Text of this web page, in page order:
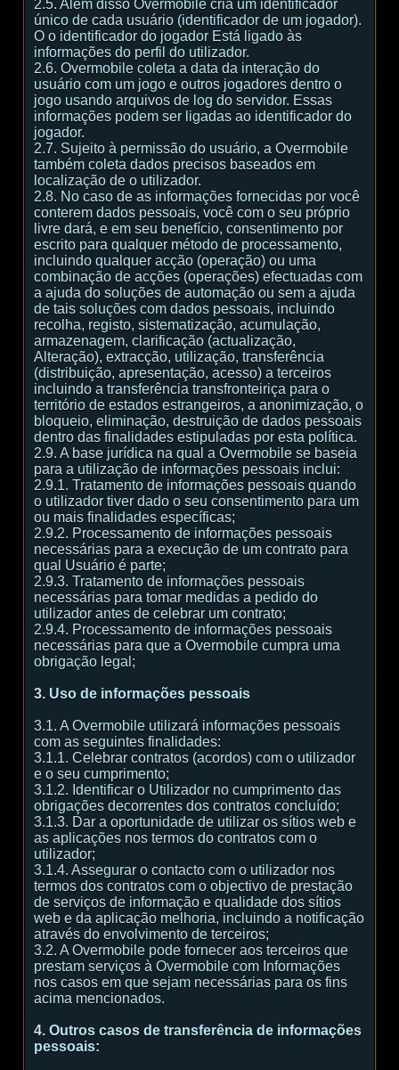
2.5. Além disso Overmobile cria um identificador
único de cada usuário (identificador de um jogador).
O o identificador do jogador Está ligado às
informações do perfil do utilizador.
2.6. Overmobile coleta a data da interação do
usuário com um jogo e outros jogadores dentro o
jogo usando arquivos de log do servidor. Essas
informações podem ser ligadas ao identificador do
jogador.
2.7. Sujeito à permissão do usuário, a Overmobile
também coleta dados precisos baseados em
localização de o utilizador.
2.8. No caso de as informações fornecidas por você
conterem dados pessoais, você com o seu próprio
livre dará, e em seu benefício, consentimento por
escrito para qualquer método de processamento,
incluindo qualquer acção (operação) ou uma
combinação de acções (operações) efectuadas com
a ajuda do soluções de automação ou sem a ajuda
de tais soluções com dados pessoais, incluindo
recolha, registo, sistematização, acumulação,
armazenagem, clarificação (actualização,
Alteração), extracção, utilização, transferência
(distribuição, apresentação, acesso) a terceiros
incluindo a transferência transfronteiriça para o
território de estados estrangeiros, a anonimização, o
bloqueio, eliminação, destruição de dados pessoais
dentro das finalidades estipuladas por esta política.
2.9. A base jurídica na qual a Overmobile se baseia
para a utilização de informações pessoais inclui:
2.9.1. Tratamento de informações pessoais quando
o utilizador tiver dado o seu consentimento para um
ou mais finalidades específicas;
2.9.2. Processamento de informações pessoais
necessárias para a execução de um contrato para
qual Usuário é parte;
2.9.3. Tratamento de informações pessoais
necessárias para tomar medidas a pedido do
utilizador antes de celebrar um contrato;
2.9.4. Processamento de informações pessoais
necessárias para que a Overmobile cumpra uma
obrigação legal;
3. Uso de informações pessoais
3.1. A Overmobile utilizará informações pessoais
com as seguintes finalidades:
3.1.1. Celebrar contratos (acordos) com o utilizador
e o seu cumprimento;
3.1.2. Identificar o Utilizador no cumprimento das
obrigações decorrentes dos contratos concluído;
3.1.3. Dar a oportunidade de utilizar os sítios web e
as aplicações nos termos do contratos com o
utilizador;
3.1.4. Assegurar o contacto com o utilizador nos
termos dos contratos com o objectivo de prestação
de serviços de informação e qualidade dos sítios
web e da aplicação melhoria, incluindo a notificação
através do envolvimento de terceiros;
3.2. A Overmobile pode fornecer aos terceiros que
prestam serviços à Overmobile com Informações
nos casos em que sejam necessárias para os fins
acima mencionados.
4. Outros casos de transferência de informações
pessoais: